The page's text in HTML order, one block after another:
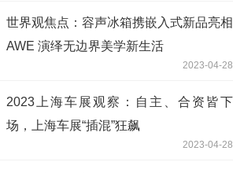
世界观焦点：容声冰箱携嵌入式新品亮相
AWE 演绎无边界美学新生活
2023-04-28
2023上海车展观察：自主、合资皆下
场，上海车展“插混”狂飙
2023-04-28